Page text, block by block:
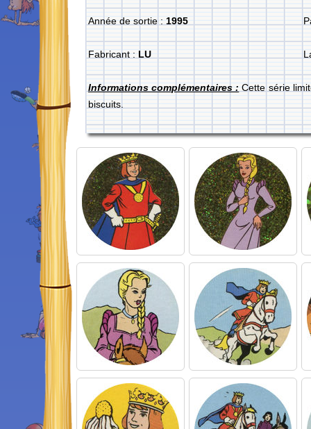
Année de sortie : 1995
Fabricant : LU
Informations complémentaires : Cette série
biscuits.